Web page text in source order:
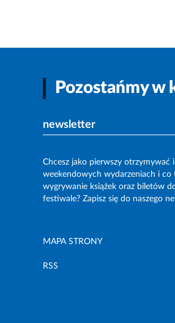
Pozostańmy w
newsletter
Chcesz jako pierwszy otrzymywać
weekendowych wydarzeniach i co
wygrywanie książek oraz biletów
festiwale? Zapisz się do naszego
MAPA STRONY
RSS